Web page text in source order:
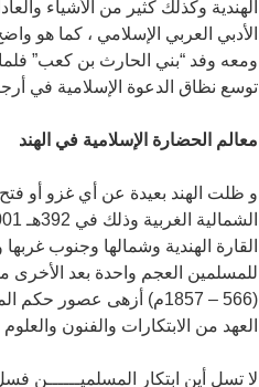
الهندية وكذلك كثير من الأشياء
الأدبي العربي الإسلامي ، كما هو
ومعه وفد “بني الحارث بن كعب”
توسع نظاق الدعوة الإسلامية في
معالم الحضارة الإسلامية في الهند
و ظلت الهند بعيدة عن أي غزو أو
القارة الهندية وشمالها وجنوب
(566 – 1857م) أزهى عصور
العهد من الابتكارات والفنون
لا تسل أين ابتكار المسلميــــــن